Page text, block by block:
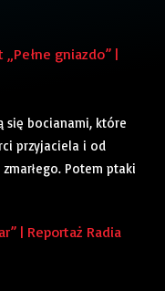
gniazdo” |
się bocianami, które
przyjaciela i od
Potem ptaki
| Reportaż Radia